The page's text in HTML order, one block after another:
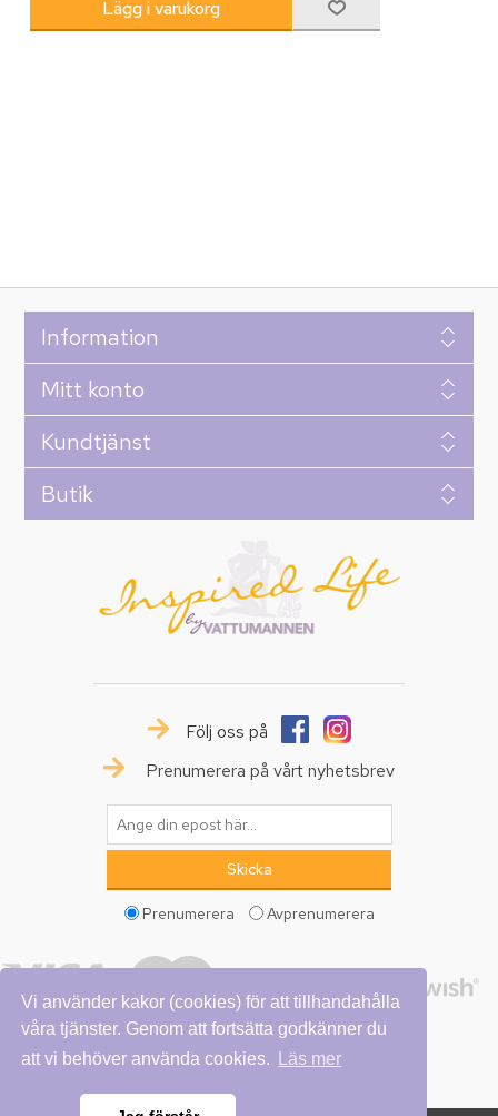
Vi använder kakor (cookies) för att tillhandahålla
våra tjänster. Genom att fortsätta godkänner du
att vi behöver använda cookies.
Läs mer
Information
Mitt konto
Kundtjänst
Butik
Följ oss på
Prenumerera på vårt nyhetsbrev
Prenumerera Avprenumerera